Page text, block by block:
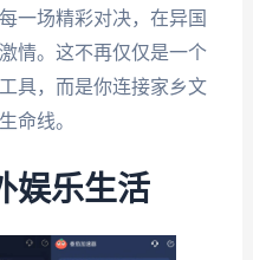
一场精彩对决，在异国
情。这不再仅仅是一个
具，而是你连接家乡文
命线。
娱乐生活